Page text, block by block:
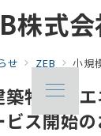
株式会
せ ZEB 小規模非住宅建
物の省
ス開始